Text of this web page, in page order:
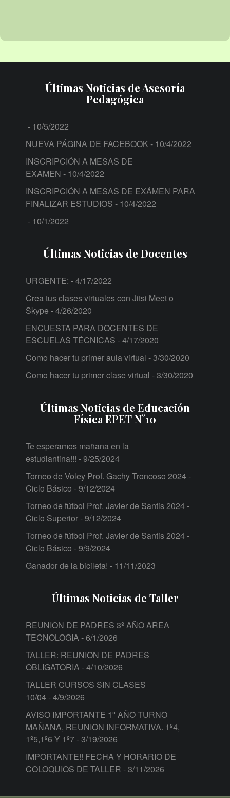
Últimas Noticias de Asesoría
Pedagógica
- 10/5/2022
NUEVA PÁGINA DE FACEBOOK - 10/4/2022
INSCRIPCIÓN A MESAS DE
EXAMEN - 10/4/2022
INSCRIPCIÓN A MESAS DE EXÁMEN PARA
FINALIZAR ESTUDIOS - 10/4/2022
- 10/1/2022
Últimas Noticias de Docentes
URGENTE: - 4/17/2022
Crea tus clases virtuales con Jitsi Meet o
Skype - 4/26/2020
ENCUESTA PARA DOCENTES DE
ESCUELAS TÉCNICAS - 4/17/2020
Como hacer tu primer aula virtual - 3/30/2020
Como hacer tu primer clase virtual - 3/30/2020
Últimas Noticias de Educación
Física EPET N°10
Te esperamos mañana en la
estudiantina!!! - 9/25/2024
Torneo de Voley Prof. Gachy Troncoso 2024 -
Ciclo Básico - 9/12/2024
Torneo de fútbol Prof. Javier de Santis 2024 -
Ciclo Superior- 9/12/2024
Torneo de fútbol Prof. Javier de Santis 2024 -
Ciclo Básico - 9/9/2024
Ganador de la bicileta! - 11/11/2023
Últimas Noticias de Taller
REUNION DE PADRES 3º AÑO AREA
TECNOLOGIA- 6/1/2026
TALLER: REUNION DE PADRES
OBLIGATORIA- 4/10/2026
TALLER CURSOS SIN CLASES
10/04- 4/9/2026
AVISO IMPORTANTE 1º AÑO TURNO
MAÑANA, REUNION INFORMATIVA. 1º4,
1º5,1º6 Y 1º7- 3/19/2026
IMPORTANTE!! FECHA Y HORARIO DE
COLOQUIOS DE TALLER - 3/11/2026